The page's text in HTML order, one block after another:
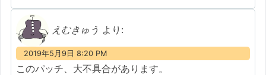
えむきゅう より:
2019年5月9日 8:20 PM
このパッチ、大不具合があります。